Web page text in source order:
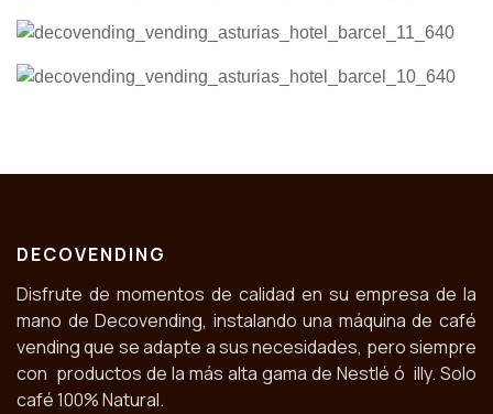
DECOVENDING
Disfrute de momentos de calidad en su empresa de la
mano de Decovending, instalando una máquina de café
vending que se adapte a sus necesidades, pero siempre
con productos de la más alta gama de Nestlé ó illy. Solo
café 100% Natural.